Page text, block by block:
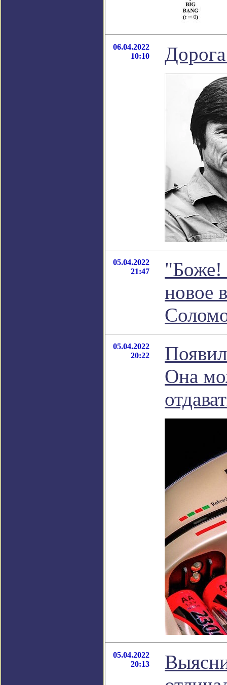
06.04.2022
10:10
05.04.2022
21:47
"Боже!
новое
05.04.2022
20:22
Она
05.04.2022
20:13